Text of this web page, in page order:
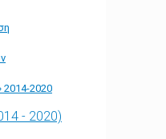
2014-2020
- 2020)